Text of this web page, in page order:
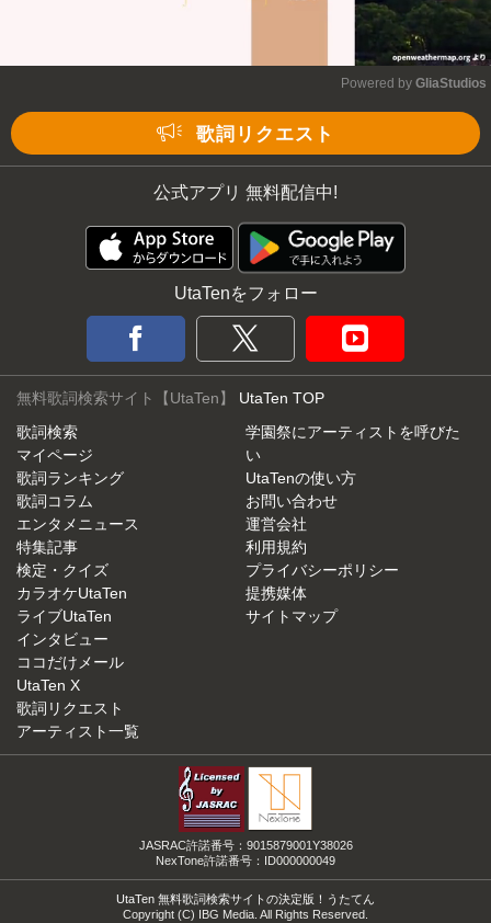
Powered by GliaStudios
歌詞リクエスト
公式アプリ 無料配信中!
UtaTenをフォロー
無料歌詞検索サイト【UtaTen】 UtaTen TOP
歌詞検索
マイページ
歌詞ランキング
歌詞コラム
エンタメニュース
特集記事
検定・クイズ
カラオケUtaTen
ライブUtaTen
インタビュー
ココだけメール
UtaTen X
歌詞リクエスト
アーティスト一覧
学園祭にアーティストを呼びた
い
UtaTenの使い方
お問い合わせ
運営会社
利用規約
プライバシーポリシー
提携媒体
サイトマップ
JASRAC許諾番号：9015879001Y38026
NexTone許諾番号：ID000000049
UtaTen 無料歌詞検索サイトの決定版！うたてん
Copyright (C) IBG Media. All Rights Reserved.